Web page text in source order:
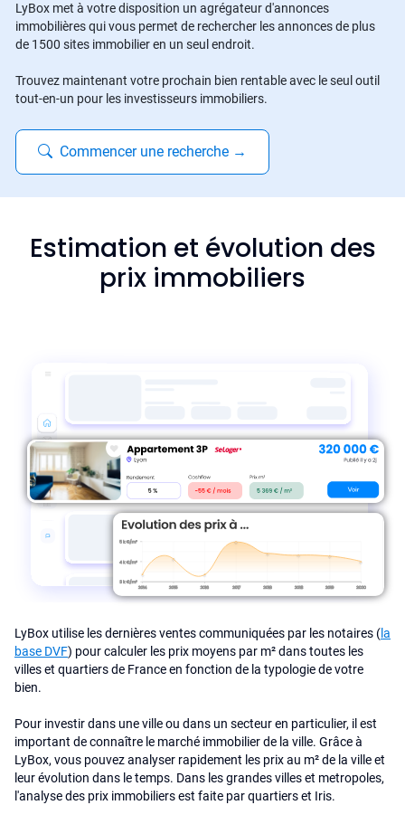
LyBox met à votre disposition un agrégateur d'annonces
immobilières qui vous permet de rechercher les annonces de plus
de 1500 sites immobilier en un seul endroit.
Trouvez maintenant votre prochain bien rentable avec le seul outil
tout-en-un pour les investisseurs immobiliers.
Commencer une recherche →
Estimation et évolution des
prix immobiliers
LyBox utilise les dernières ventes communiquées par les notaires (la
base DVF) pour calculer les prix moyens par m² dans toutes les
villes et quartiers de France en fonction de la typologie de votre
bien.
Pour investir dans une ville ou dans un secteur en particulier, il est
important de connaître le marché immobilier de la ville. Grâce à
LyBox, vous pouvez analyser rapidement les prix au m² de la ville et
leur évolution dans le temps. Dans les grandes villes et metropoles,
l'analyse des prix immobiliers est faite par quartiers et Iris.